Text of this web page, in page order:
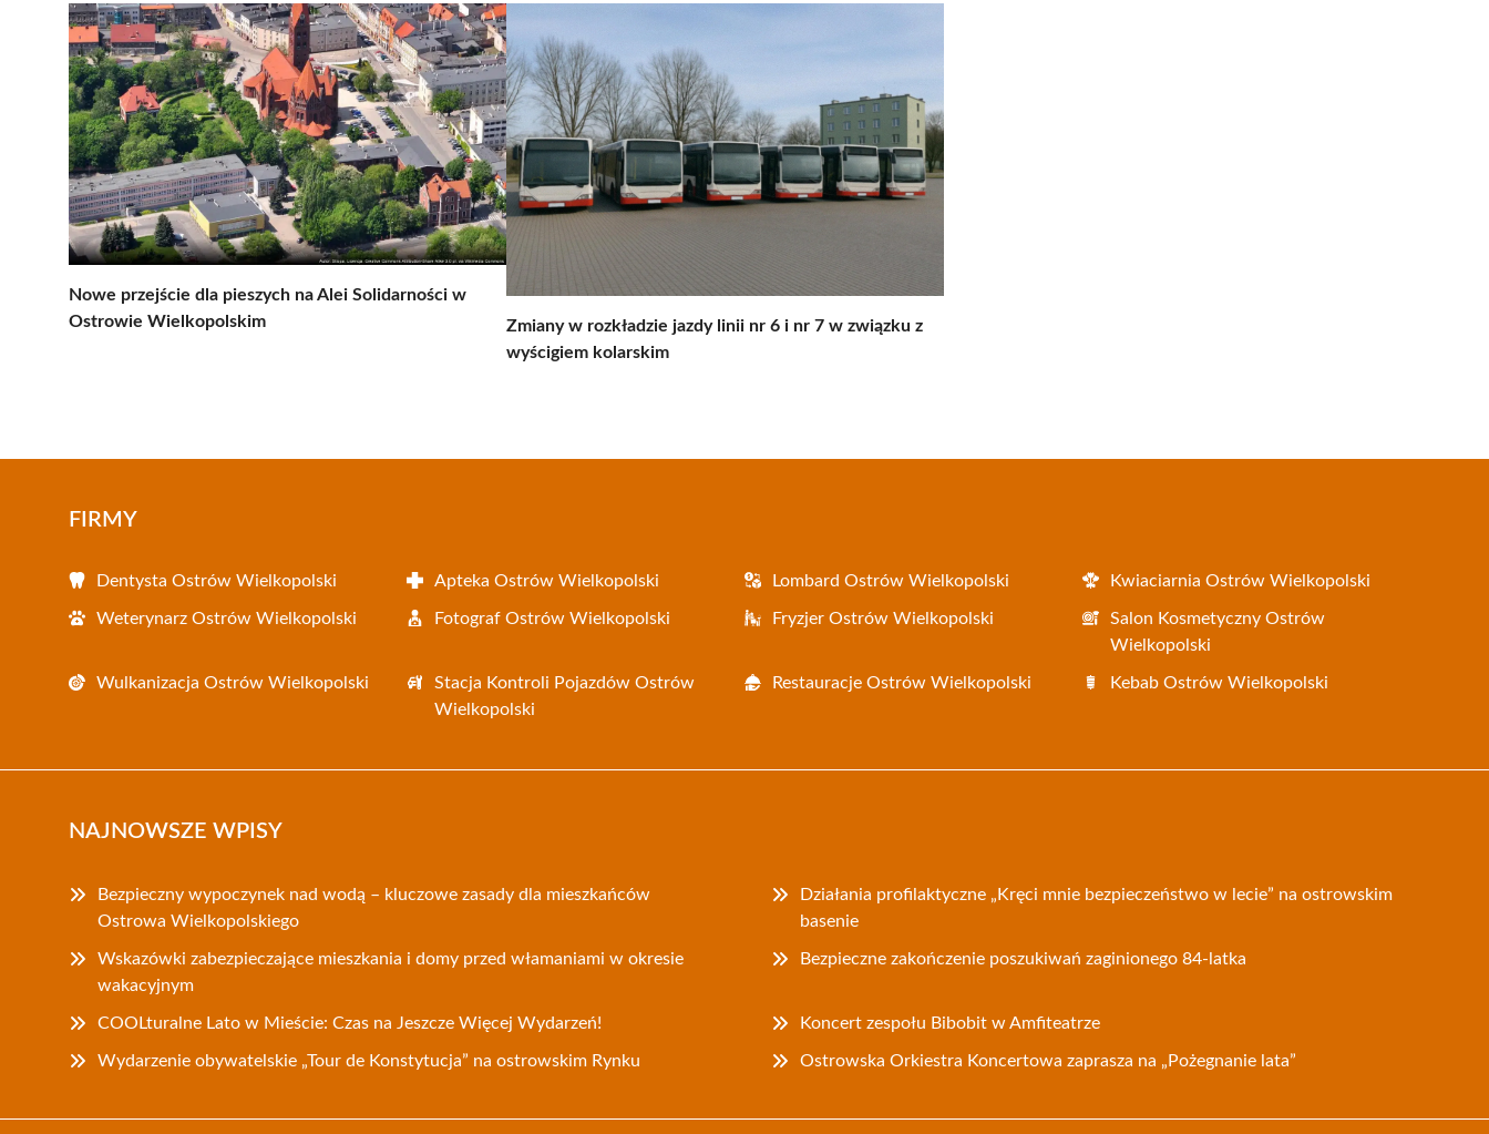
Nowe przejście dla pieszych na Alei Solidarności w
Ostrowie Wielkopolskim
Zmiany w rozkładzie jazdy linii nr 6 i nr 7 w związku z
wyścigiem kolarskim
FIRMY
Dentysta Ostrów Wielkopolski Apteka Ostrów Wielkopolski Lombard Ostrów Wielkopolski Kwiaciarnia Ostrów Wielkopolski
Weterynarz Ostrów Wielkopolski Fotograf Ostrów Wielkopolski Fryzjer Ostrów Wielkopolski
Salon Kosmetyczny Ostrów
Wielkopolski
Wulkanizacja Ostrów Wielkopolski
Stacja Kontroli Pojazdów Ostrów
Wielkopolski
Restauracje Ostrów Wielkopolski Kebab Ostrów Wielkopolski
NAJNOWSZE WPISY
Bezpieczny wypoczynek nad wodą – kluczowe zasady dla mieszkańców
Ostrowa Wielkopolskiego
Działania profilaktyczne „Kręci mnie bezpieczeństwo w lecie” na ostrowskim
basenie
Wskazówki zabezpieczające mieszkania i domy przed włamaniami w okresie
wakacyjnym
Bezpieczne zakończenie poszukiwań zaginionego 84-latka
COOLturalne Lato w Mieście: Czas na Jeszcze Więcej Wydarzeń! Koncert zespołu Bibobit w Amfiteatrze
Wydarzenie obywatelskie „Tour de Konstytucja” na ostrowskim Rynku Ostrowska Orkiestra Koncertowa zaprasza na „Pożegnanie lata”